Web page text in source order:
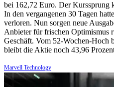
bei 162,72 Euro. Der Kurssprung
In den vergangenen 30 Tagen
verloren. Nun sorgen neue
Anbieter für frischen Optimismus
Geschäft. Vom 52-Wochen-Hoch
bleibt die Aktie noch 43,96
Marvell Technology